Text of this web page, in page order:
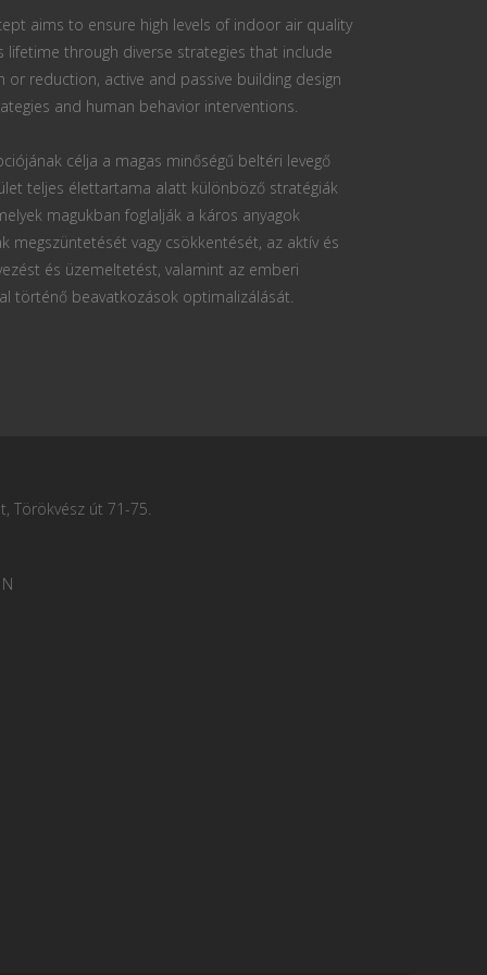
aims to ensure high levels of indoor air quality
lifetime through diverse strategies that include
or reduction, active and passive building design
and human behavior interventions.
célja a magas minőségű beltéri levegő
teljes élettartama alatt különböző stratégiák
magukban foglalják a káros anyagok
megszüntetését vagy csökkentését, az aktív és
és üzemeltetést, valamint az emberi
történő beavatkozások optimalizálását.
Törökvész út 71-75.